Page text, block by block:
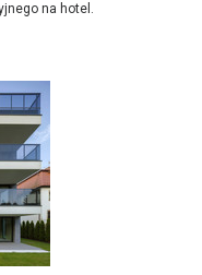
na hotel.